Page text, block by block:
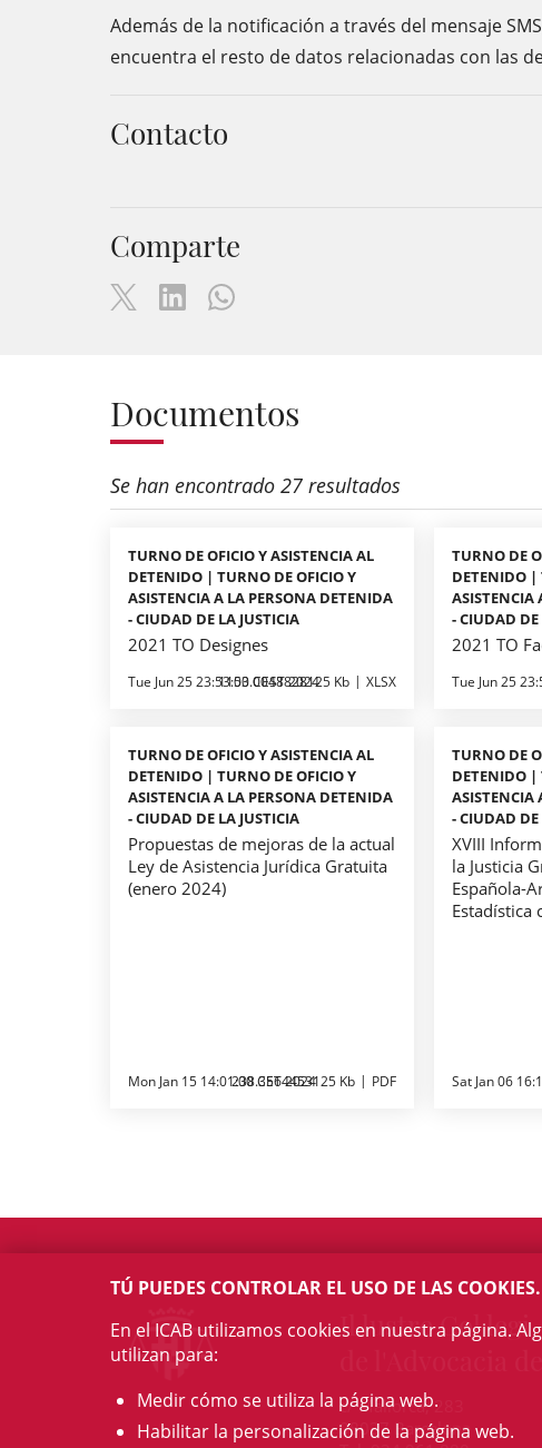
Además de la notificación a través del mensaje
encuentra el resto de datos relacionadas con las
Contacto
Comparte
Documentos
Se han encontrado 27 resultados
TURNO DE OFICIO Y ASISTENCIA AL
DETENIDO | TURNO DE OFICIO Y
ASISTENCIA A LA PERSONA DETENIDA
- CIUDAD DE LA JUSTICIA
2021 TO Designes
Tue Jun 25 23:53:00 CEST 2024
1153.0048828125 Kb XLSX
TURNO DE
DETENIDO |
ASISTENCIA
- CIUDAD DE
2021 TO
Tue Jun 25
TURNO DE OFICIO Y ASISTENCIA AL
DETENIDO | TURNO DE OFICIO Y
ASISTENCIA A LA PERSONA DETENIDA
- CIUDAD DE LA JUSTICIA
Propuestas de mejoras de la actual
Ley de Asistencia Jurídica Gratuita
(enero 2024)
Mon Jan 15 14:01:00 CET 2024
238.3564453125 Kb PDF
TURNO DE
DETENIDO |
ASISTENCIA
- CIUDAD DE
XVIII
la Justicia
Española-
Estadística
Sat Jan 06
Il·lustre Col·legi
c/ Mallorca, 283
08037 Barcelona
TÚ PUEDES CONTROLAR EL USO DE LAS COOKIES.
En el ICAB utilizamos cookies en nuestra página.
utilizan para:
Medir cómo se utiliza la página web.
Habilitar la personalización de la página web.